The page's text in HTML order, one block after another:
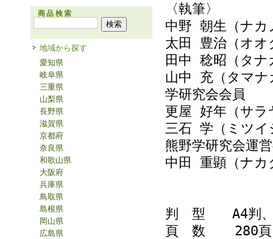
商品検索
地域から探す
愛知県
岐阜県
三重県
山梨県
長野県
滋賀県
京都府
奈良県
和歌山県
大阪府
兵庫県
鳥取県
島根県
岡山県
広島県
〈執筆〉
中野 朝生（ナカ
太田 豊治（オオ
田中 稔昭（タナ
山中 充（タマナ
学研究会会員
更屋 好年（サラ
三石 学（ミツイ
熊野学研究会運
中田 重顕（ナカ
判 型 A4判、
頁 数 280頁（